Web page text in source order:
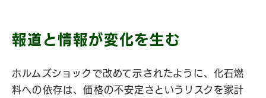
報道と情報が変化を生む
ホルムズショックで改めて示されたように、化石燃
料への依存は、価格の不安定さというリスクを家計